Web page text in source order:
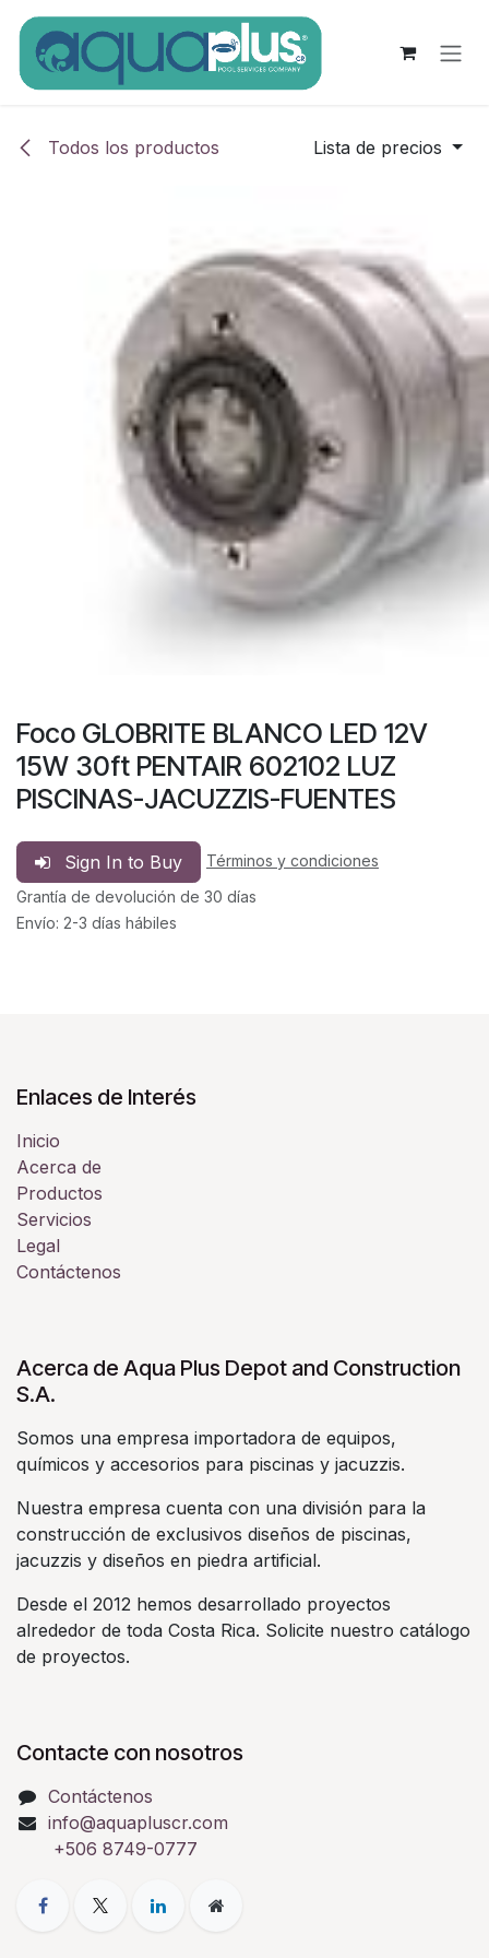
Ir al contenido
Todos los productos Lista de precios
Foco GLOBRITE BLANCO LED 12V
15W 30ft PENTAIR 602102 LUZ
PISCINAS-JACUZZIS-FUENTES
Sign In to Buy
Términos y condiciones
Grantía de devolución de 30 días
Envío: 2-3 días hábiles
Enlaces de Interés
Inicio
Acerca de
Productos
Servicios
Legal
Contáctenos
Acerca de Aqua Plus Depot and Construction
S.A.
Somos una empresa importadora de equipos,
químicos y accesorios para piscinas y jacuzzis.
Nuestra empresa cuenta con una división para la
construcción de exclusivos diseños de piscinas,
jacuzzis y diseños en piedra artificial.
Desde el 2012 hemos desarrollado proyectos
alrededor de toda Costa Rica. Solicite nuestro catálogo
de proyectos.
Contacte con nosotros
Contáctenos
info@aquapluscr.com
+506 8749-0777